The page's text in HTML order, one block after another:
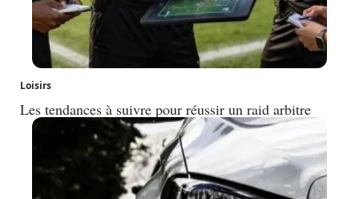
Loisirs
Les tendances à suivre pour réussir un raid arbitre